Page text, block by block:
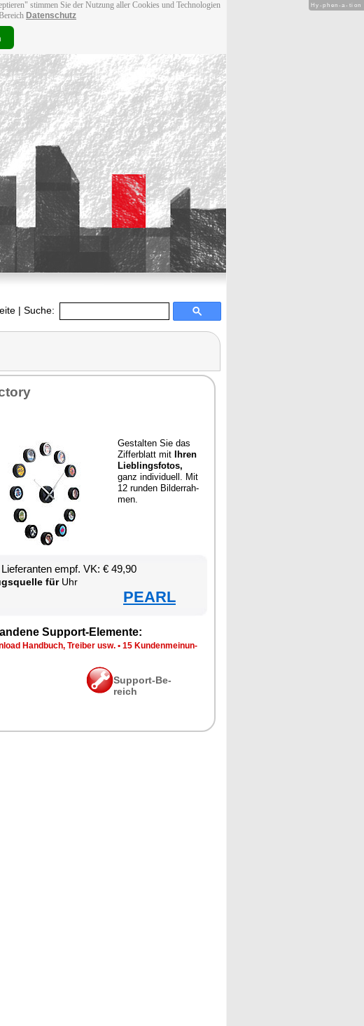
stimmen Sie der Nutzung aller Cookies und Technologien
Datenschutz
| Suche:
Ge­stal­ten Sie das
Zif­fer­blatt mit
Ih­ren
Lieb­lings­fo­tos,
ganz in­di­vi­du­ell. Mit
12 run­den Bil­der­rah­
men.
empf. VK: € 49,90
fürUhr
PEARL
Sup­port-Ele­men­te:
Hand­buch, Trei­ber usw. • 15 Kun­den­mei­nun­
Sup­port-Be­
reich
Hy-phen-a-tion